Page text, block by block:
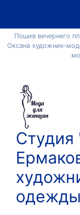
Пошив вечернего
Оксана художник-
одежды